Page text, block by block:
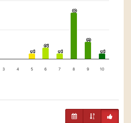
1
1
2
2
1
1
8
8
3
3
1
1
3 4 5 6 7 8 9 10